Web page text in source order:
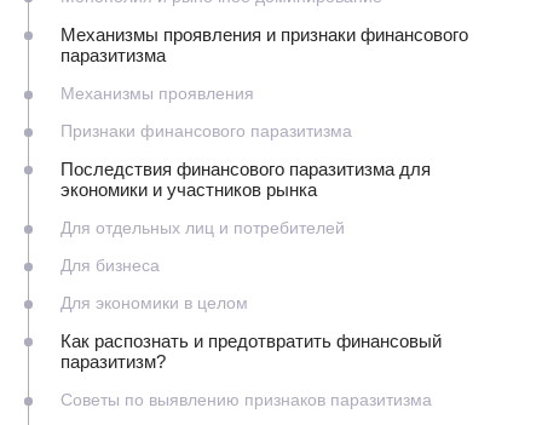
Механизмы проявления и признаки финансового
паразитизма
Механизмы проявления
Признаки финансового паразитизма
Последствия финансового паразитизма для
экономики и участников рынка
Для отдельных лиц и потребителей
Для бизнеса
Для экономики в целом
Как распознать и предотвратить финансовый
паразитизм?
Советы по выявлению признаков паразитизма